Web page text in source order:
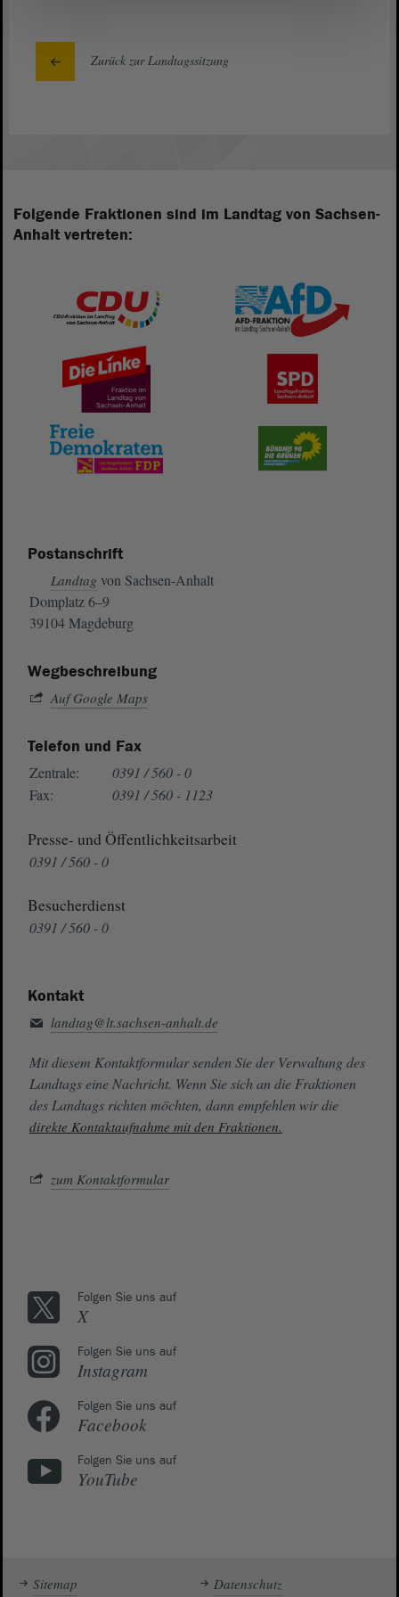
Zurück zur Landtagssitzung
Folgende Fraktionen sind im Landtag von Sachsen-
Anhalt vertreten:
Postanschrift
Landtag von Sachsen-Anhalt
Domplatz 6–9
39104 Magdeburg
Wegbeschreibung
Auf Google Maps
Telefon und Fax
Zentrale:
0391 / 560 - 0
Fax:
0391 / 560 - 1123
Presse- und Öffentlichkeitsarbeit
0391 / 560 - 0
Besucherdienst
0391 / 560 - 0
Kontakt
landtag@lt.sachsen-anhalt.de
Mit diesem Kontaktformular senden Sie der Verwaltung des
Landtags eine Nachricht. Wenn Sie sich an die Fraktionen
des Landtags richten möchten, dann empfehlen wir die
direkte Kontaktaufnahme mit den Fraktionen.
zum Kontaktformular
Folgen Sie uns auf
X
Folgen Sie uns auf
Instagram
Folgen Sie uns auf
Facebook
Folgen Sie uns auf
YouTube
Sitemap Datenschutz